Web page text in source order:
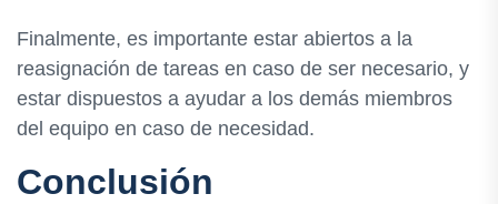
Finalmente, es importante estar abiertos a la
reasignación de tareas en caso de ser necesario, y
estar dispuestos a ayudar a los demás miembros
del equipo en caso de necesidad.
Conclusión